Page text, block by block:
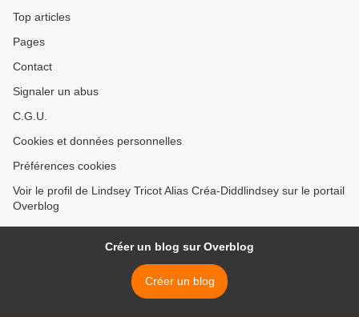
Top articles
Pages
Contact
Signaler un abus
C.G.U.
Cookies et données personnelles
Préférences cookies
Voir le profil de Lindsey Tricot Alias Créa-Diddlindsey sur le portail
Overblog
Créer un blog sur Overblog
Créer un blog